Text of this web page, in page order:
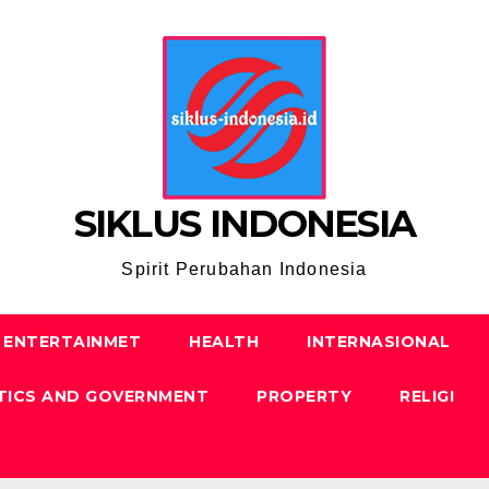
SIKLUS INDONESIA
Spirit Perubahan Indonesia
ENTERTAINMET HEALTH INTERNASIONAL
AND GOVERNMENT PROPERTY RELIGI